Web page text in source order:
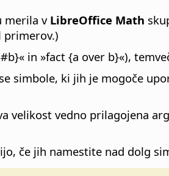
merila v LibreOffice Math
primerov.)
in »fact {a over b}«),
simbole, ki jih je mogoče
velikost vedno prilagojena
če jih namestite nad dolg